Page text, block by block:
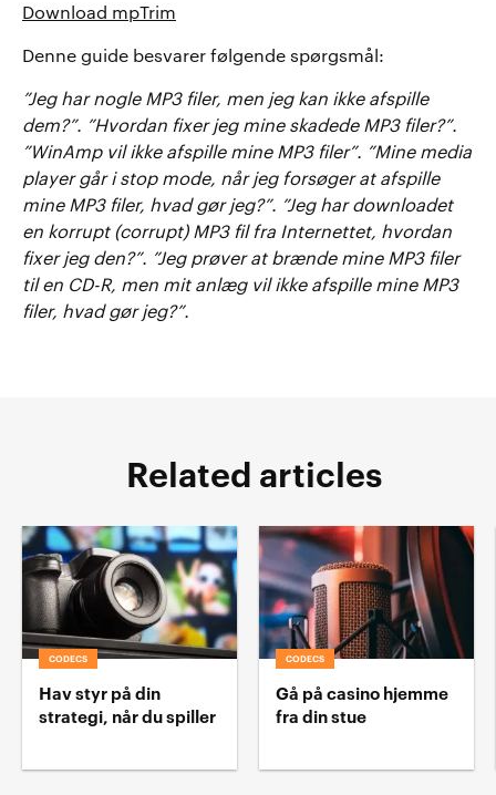
Download mpTrim
Denne guide besvarer følgende spørgsmål:
”Jeg har nogle MP3 filer, men jeg kan ikke afspille
dem?”. ”Hvordan fixer jeg mine skadede MP3 filer?”.
”WinAmp vil ikke afspille mine MP3 filer”. ”Mine media
player går i stop mode, når jeg forsøger at afspille
mine MP3 filer, hvad gør jeg?”. ”Jeg har downloadet
en korrupt (corrupt) MP3 fil fra Internettet, hvordan
fixer jeg den?”. ”Jeg prøver at brænde mine MP3 filer
til en CD-R, men mit anlæg vil ikke afspille mine MP3
filer, hvad gør jeg?”.
Related articles
CODECS
Hav styr på din
strategi, når du spiller
CODECS
Gå på casino hjemme
fra din stue